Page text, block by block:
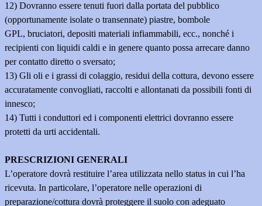
12) Dovranno essere tenuti fuori dalla portata del pubblico
(opportunamente isolate o transennate) piastre, bombole
GPL, bruciatori, depositi materiali infiammabili, ecc., nonché i
recipienti con liquidi caldi e in genere quanto possa arrecare danno
per contatto diretto o sversato;
13) Gli oli e i grassi di colaggio, residui della cottura, devono essere
accuratamente convogliati, raccolti e allontanati da possibili fonti di
innesco;
14) Tutti i conduttori ed i componenti elettrici dovranno essere
protetti da urti accidentali.
PRESCRIZIONI GENERALI
L’operatore dovrà restituire l’area utilizzata nello status in cui l’ha
ricevuta. In particolare, l’operatore nelle operazioni di
preparazione/cottura dovrà proteggere il suolo con adeguato